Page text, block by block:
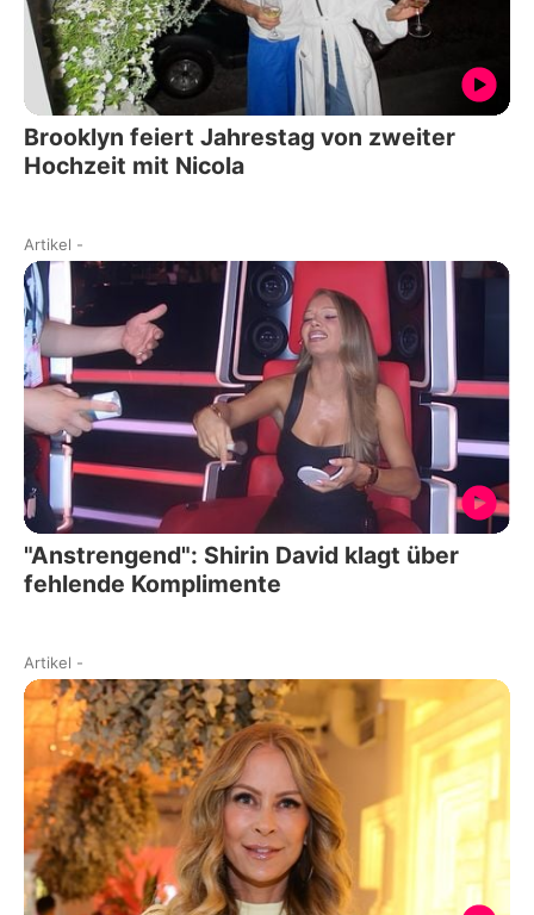
Brooklyn feiert Jahrestag von zweiter
Hochzeit mit Nicola
Artikel -
"Anstrengend": Shirin David klagt über
fehlende Komplimente
Artikel -